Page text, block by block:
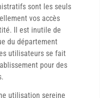
sont les seuls
vos accès
Il est inutile de
du département
utilisateurs se fait
pour des
utilisation sereine